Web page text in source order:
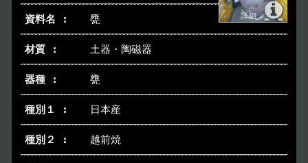
遺跡のご紹介 Site
アクセス
各種申請
トピックス
甕
土器・陶磁器
甕
日本産
越前焼